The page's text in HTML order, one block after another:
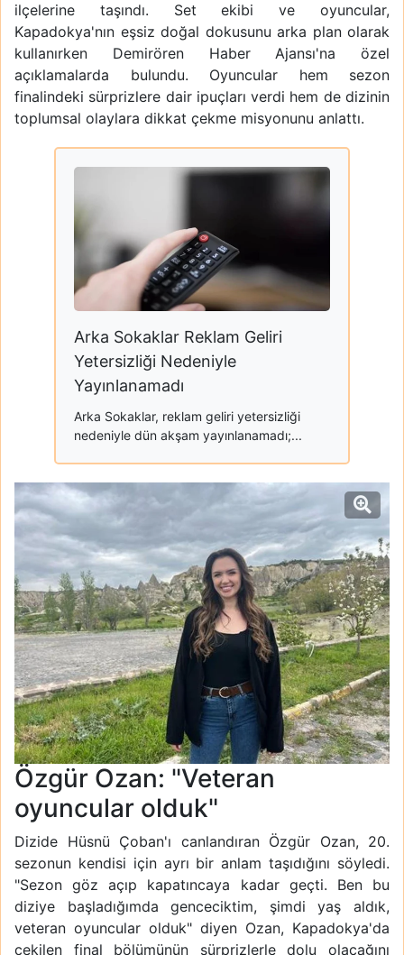
ilçelerine taşındı. Set ekibi ve oyuncular,
Kapadokya'nın eşsiz doğal dokusunu arka plan olarak
kullanırken Demirören Haber Ajansı'na özel
açıklamalarda bulundu. Oyuncular hem sezon
finalindeki sürprizlere dair ipuçları verdi hem de dizinin
toplumsal olaylara dikkat çekme misyonunu anlattı.
Arka Sokaklar Reklam Geliri
Yetersizliği Nedeniyle
Yayınlanamadı
Arka Sokaklar, reklam geliri yetersizliği
nedeniyle dün akşam yayınlanamadı;...
Özgür Ozan: "Veteran
oyuncular olduk"
Dizide Hüsnü Çoban'ı canlandıran Özgür Ozan, 20.
sezonun kendisi için ayrı bir anlam taşıdığını söyledi.
"Sezon göz açıp kapatıncaya kadar geçti. Ben bu
diziye başladığımda genceciktim, şimdi yaş aldık,
veteran oyuncular olduk" diyen Ozan, Kapadokya'da
çekilen final bölümünün sürprizlerle dolu olacağını